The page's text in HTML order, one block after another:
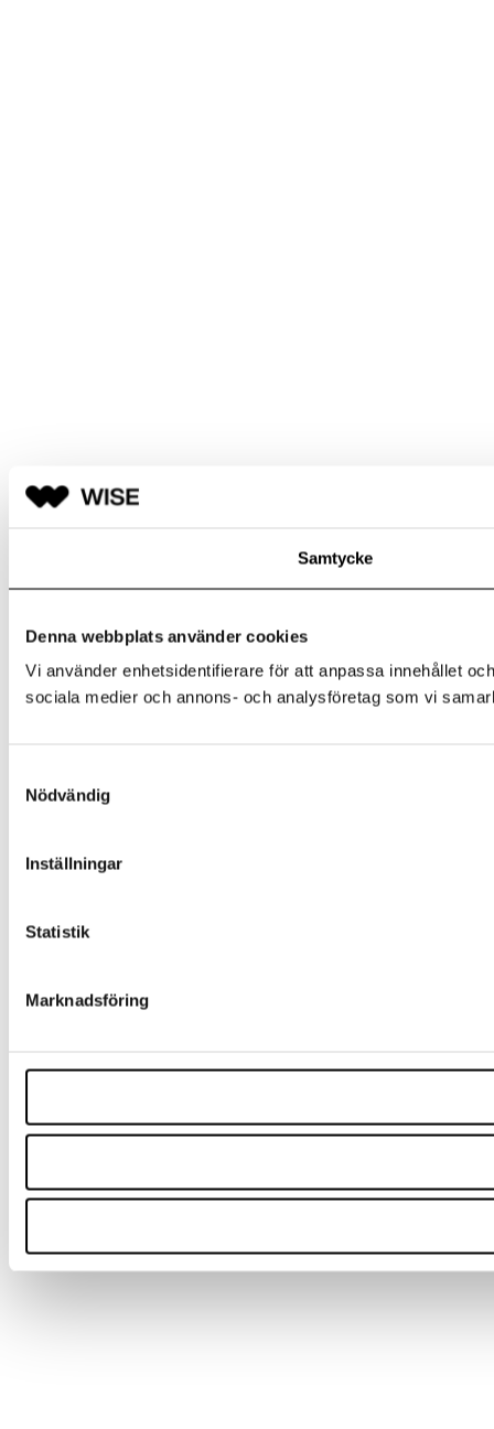
Samtycke
Denna webbplats använder cookies
Vi använder enhetsidentifierare för att anpassa innehållet
sociala medier och annons- och analysföretag som vi
Nödvändig
Inställningar
Statistik
Marknadsföring